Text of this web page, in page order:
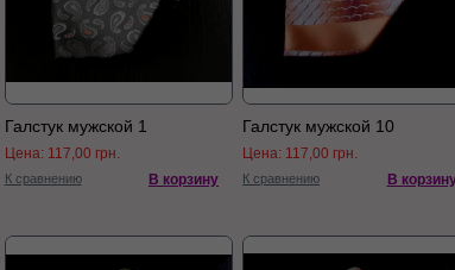
Галстук мужской 1
Цена: 117,00 грн.
К сравнению В корзину
Галстук мужской 10
Цена: 117,00 грн.
К сравнению В